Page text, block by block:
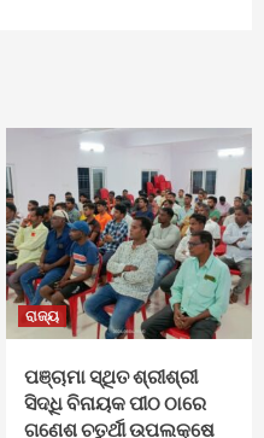
ରାଜ୍ୟ
ପଞ୍ଚାମା ସ୍ଥିତ ଶ୍ରୀଶ୍ରୀ
ସିଦ୍ଧି ବିନାୟକ ପୀଠ ଠାରେ
ଗଣେଶ ଚତୁର୍ଥୀ ଉପଲକ୍ଷେ